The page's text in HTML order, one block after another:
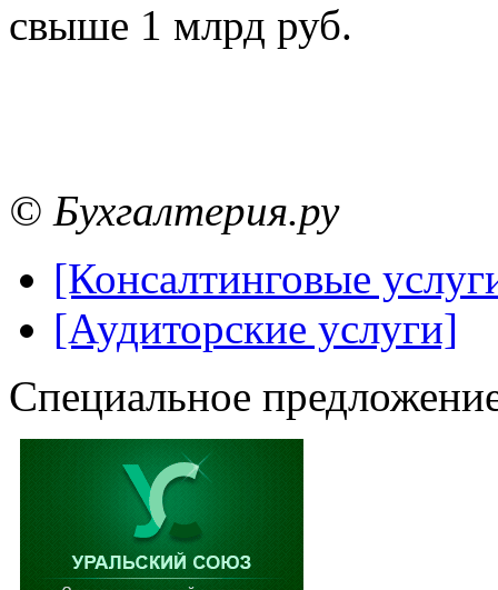
свыше 1 млрд руб.
© Бухгалтерия.ру
[Консалтинговые
[Аудиторские услуги]
Специальное